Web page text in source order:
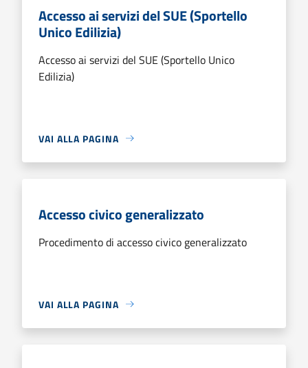
Accesso ai servizi del SUE (Sportello
Unico Edilizia)
Accesso ai servizi del SUE (Sportello Unico
Edilizia)
VAI ALLA PAGINA
Accesso civico generalizzato
Procedimento di accesso civico generalizzato
VAI ALLA PAGINA